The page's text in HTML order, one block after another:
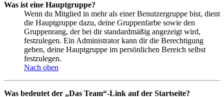
Was ist eine Hauptgruppe?
Wenn du Mitglied in mehr als einer Benutzergruppe bist, dient
die Hauptgruppe dazu, deine Gruppenfarbe sowie den
Gruppenrang, der bei dir standardmäßig angezeigt wird,
festzulegen. Ein Administrator kann dir die Berechtigung
geben, deine Hauptgruppe im persönlichen Bereich selbst
festzulegen.
Nach oben
Was bedeutet der „Das Team“-Link auf der Startseite?